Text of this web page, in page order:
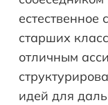
естественное
старших
отличным
идей для